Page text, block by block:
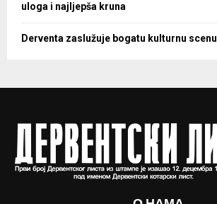
uloga i najljepša kruna
Derventa zaslužuje bogatu kulturnu scenu